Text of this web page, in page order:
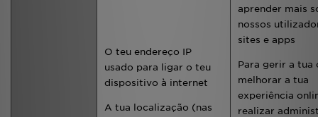
O teu endereço IP
usado para ligar o teu
dispositivo à internet
A tua localização (nas
aprender mais
nossos
sites e apps
Para gerir a tua
melhorar a tua
experiência
realizar